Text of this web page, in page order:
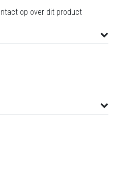
op over dit product